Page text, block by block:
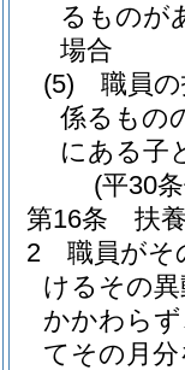
るものが
場合
(5)
職員
係るもの
にある子
(平30
第16条
扶
2
職員がそ
けるその
かかわら
てその月